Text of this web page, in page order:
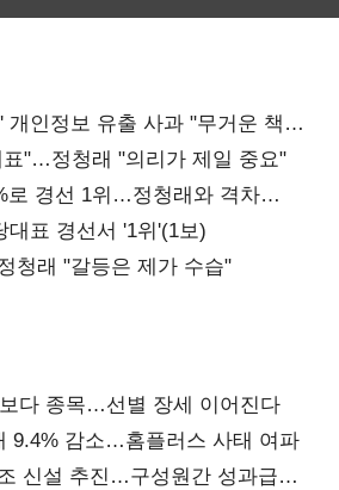
개인정보 유출 사과 "무거운 책임
표"…정청래 "의리가 제일 중요"
로 경선 1위…정청래와 격차
대표 경선서 '1위'(1보)
청래 "갈등은 제가 수습"
다 종목…선별 장세 이어진다
9.4% 감소…홈플러스 사태 여파
신설 추진…구성원간 성과급